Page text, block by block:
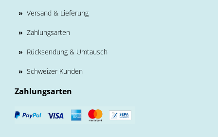
» Versand & Lieferung
» Zahlungsarten
» Rücksendung & Umtausch
» Schweizer Kunden
Zahlungsarten